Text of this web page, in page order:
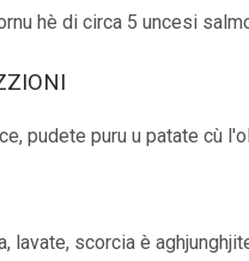
hè di circa 5 uncesi
pudete puru u patate cù
lavate, scorcia è